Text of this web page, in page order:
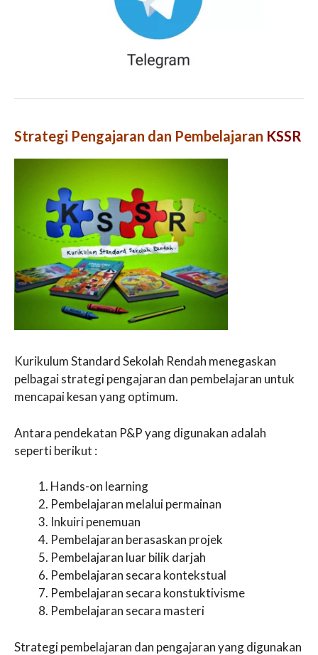
Strategi Pengajaran dan Pembelajaran KSSR
Kurikulum Standard Sekolah Rendah menegaskan
pelbagai strategi pengajaran dan pembelajaran untuk
mencapai kesan yang optimum.
Antara pendekatan P&P yang digunakan adalah
seperti berikut :
Hands-on learning
Pembelajaran melalui permainan
Inkuiri penemuan
Pembelajaran berasaskan projek
Pembelajaran luar bilik darjah
Pembelajaran secara kontekstual
Pembelajaran secara konstuktivisme
Pembelajaran secara masteri
Strategi pembelajaran dan pengajaran yang digunakan